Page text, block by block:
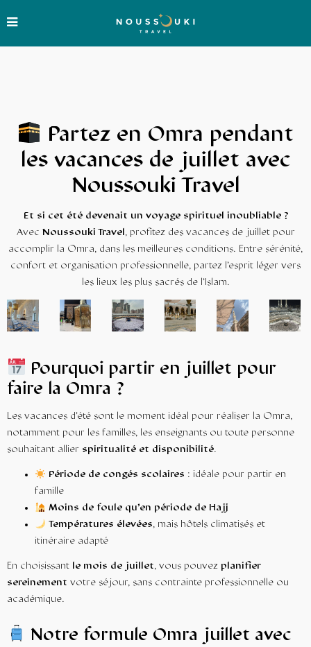
Partez en Omra pendant
les vacances de juillet avec
Noussouki Travel
Et si cet été devenait un voyage spirituel inoubliable ?
Avec Noussouki Travel, profitez des vacances de juillet pour
accomplir la Omra, dans les meilleures conditions. Entre sérénité,
confort et organisation professionnelle, partez l’esprit léger vers
les lieux les plus sacrés de l’Islam.
Pourquoi partir en juillet pour
faire la Omra ?
Les vacances d’été sont le moment idéal pour réaliser la Omra,
notamment pour les familles, les enseignants ou toute personne
souhaitant allier spiritualité et disponibilité.
Période de congés scolaires : idéale pour partir en
famille
Moins de foule qu’en période de Hajj
Températures élevées, mais hôtels climatisés et
itinéraire adapté
En choisissant le mois de juillet, vous pouvez planifier
sereinement votre séjour, sans contrainte professionnelle ou
académique.
Notre formule Omra juillet avec